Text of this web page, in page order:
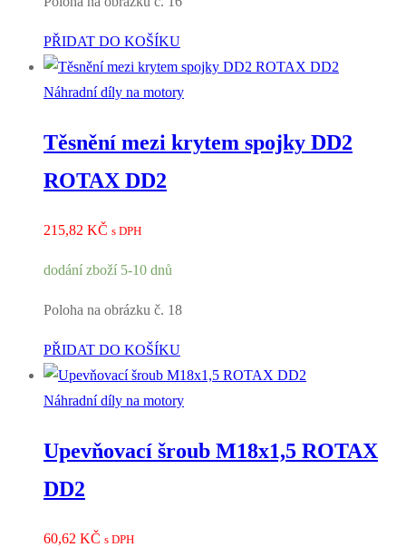
PŘIDAT DO KOŠÍKU
Náhradní díly na motory
Těsnění mezi krytem spojky DD2
ROTAX DD2
215,82 KČ s DPH
dodání zboží 5-10 dnů
Poloha na obrázku č. 18
PŘIDAT DO KOŠÍKU
Náhradní díly na motory
Upevňovací šroub M18x1,5 ROTAX
DD2
60,62 KČ s DPH